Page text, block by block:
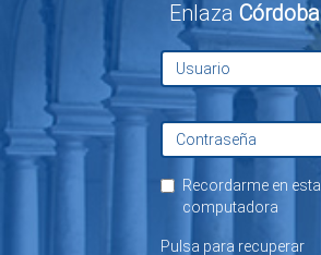
Enlaza Córdoba
Recordarme en esta
computadora
Pulsa para recuperar